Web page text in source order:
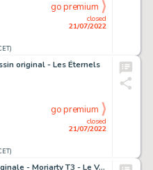
closed
21/07/2022
go premium
original - Les Éternels
closed
21/07/2022
go premium
Gess - Planche originale - Moriarty T3 - Le Voleur aux cent visages - (2020)